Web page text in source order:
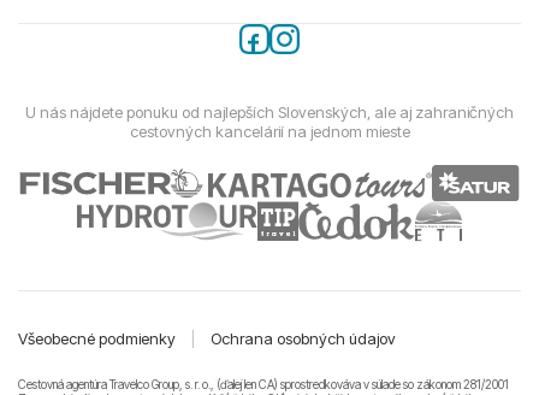
U nás nájdete ponuku od najlepších Slovenských, ale aj zahraničných
cestovných kancelárií na jednom mieste
Všeobecné podmienky Ochrana osobných údajov
Cestovná agentúra Travelco Group, s. r. o., (ďalej len CA) sprostredkováva v súlade so zákonom 281/2001